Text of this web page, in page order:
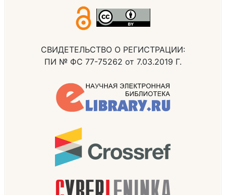
СВИДЕТЕЛЬСТВО О РЕГИСТРАЦИИ:
ПИ № ФС 77-75262 от 7.03.2019 Г.